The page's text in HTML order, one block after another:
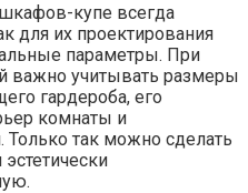
купе всегда
для их проектирования
параметры. При
важно учитывать размеры
гардероба, его
комнаты и
Только так можно сделать